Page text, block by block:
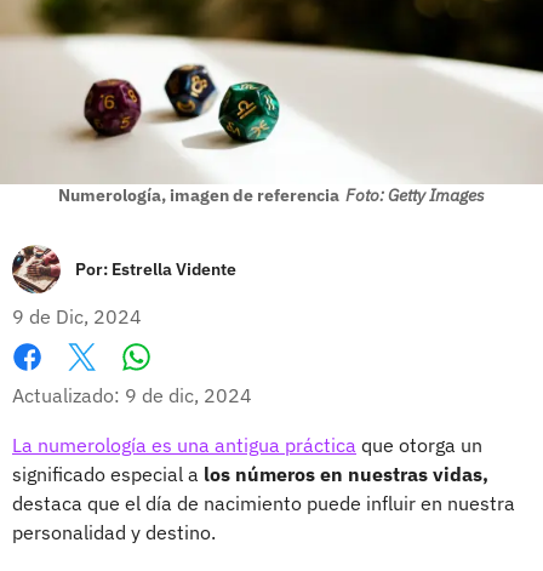
Numerología, imagen de referencia Foto: Getty Images
Por: Estrella Vidente
9 de Dic, 2024
Facebook
X
Actualizado: 9 de dic, 2024
La numerología es una antigua práctica que otorga un
significado especial a los números en nuestras vidas,
destaca que el día de nacimiento puede influir en nuestra
personalidad y destino.